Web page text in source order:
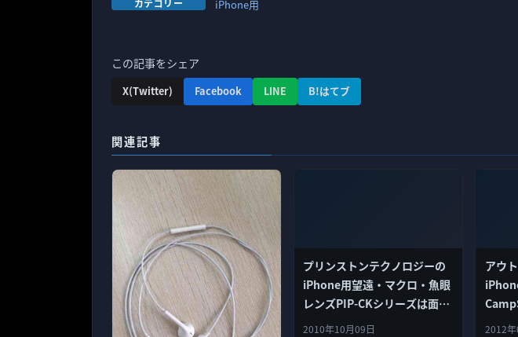
カテゴリー iPhone用
この記事をシェア
X(Twitter) Facebook LINE B!はてブ
関連記事
プリンストンテクノロジーの
iPhone用望遠・マクロ・魚眼
レンズPIP-CKシリーズは面白
そう！
2010年10月09日
アウ
2012